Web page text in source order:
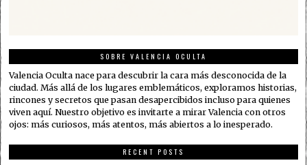
SOBRE VALENCIA OCULTA
Valencia Oculta nace para descubrir la cara más desconocida de la
ciudad. Más allá de los lugares emblemáticos, exploramos historias,
rincones y secretos que pasan desapercibidos incluso para quienes
viven aquí. Nuestro objetivo es invitarte a mirar Valencia con otros
ojos: más curiosos, más atentos, más abiertos a lo inesperado.
RECENT POSTS